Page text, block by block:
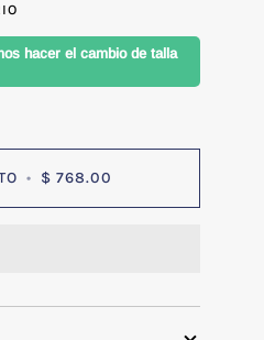
hacer el cambio de talla
• $ 768.00